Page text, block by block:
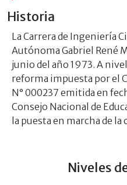
Historia
La Carrera de Ingeniería
Autónoma Gabriel René
junio del año 1973. A
reforma impuesta por el
N° 000237 emitida en
Consejo Nacional de
la puesta en marcha de la
Niveles